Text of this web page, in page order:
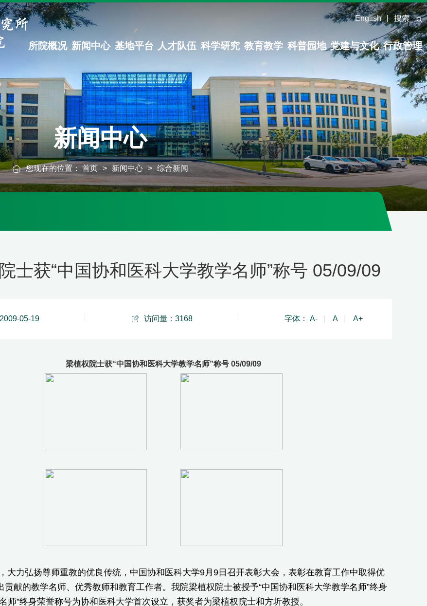
English 搜索
所院概况 新闻中心 基地平台 人才队伍 科学研究 教育教学 科普园地 党建与文化 行政管理
新闻中心
您现在的位置： 首页 > 新闻中心 > 综合新闻
士获“中国协和医科大学教学名师”称号 05/09/09
05-19 访问量： 3168 字体： A- A A+
梁植权院士获“中国协和医科大学教学名师”称号 05/09/09
大力弘扬尊师重教的优良传统，中国协和医科大学9月9日召开表彰大会，表彰在教育工作中取得优
贡献的教学名师、优秀教师和教育工作者。我院梁植权院士被授予“中国协和医科大学教学名师”终身
师”终身荣誉称号为协和医科大学首次设立，获奖者为梁植权院士和方圻教授。